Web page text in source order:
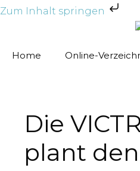
Zum Inhalt springen
Home
Online-
Die
plant